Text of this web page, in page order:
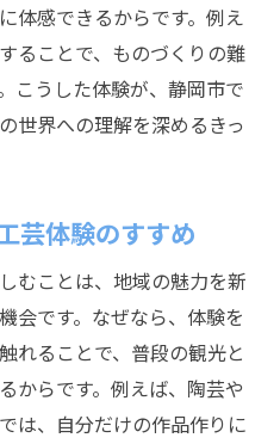
体感できるからです。例え
ることで、ものづくりの難
こうした体験が、静岡市で
世界への理解を深めるきっ
芸体験のすすめ
むことは、地域の魅力を新
会です。なぜなら、体験を
れることで、普段の観光と
からです。例えば、陶芸や
は、自分だけの作品作りに